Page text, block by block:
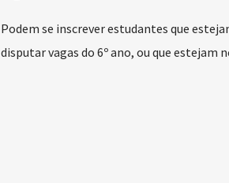
Podem se inscrever estudantes que
disputar vagas do 6º ano, ou que estejam